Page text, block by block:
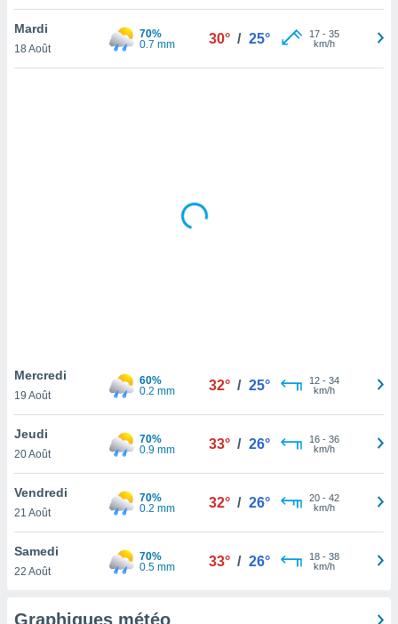
à
en
le
notre
que
et que
Mardi
18 Août
70%
0.7 mm
30° / 25° 17- 35
km/h
Mercredi
19 Août
60%
0.2 mm
32° / 25° 12- 34
km/h
Jeudi
20 Août
70%
0.9 mm
33° / 26° 16- 36
km/h
Vendredi
21 Août
70%
0.2 mm
32° / 26° 20- 42
km/h
Samedi
22 Août
70%
0.5 mm
33° / 26° 18- 38
km/h
Graphiques météo